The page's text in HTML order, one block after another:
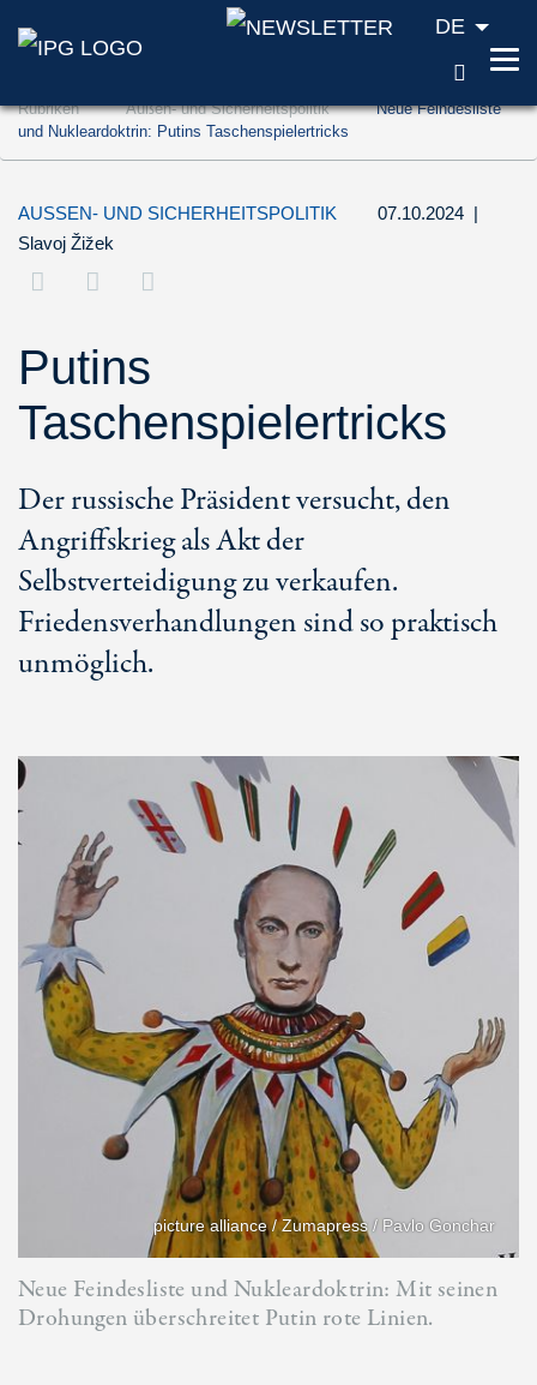
Zum Inhalt springen (Accesskey '1')
Zur Suche springen (Accesskey '2')
DE
Rubriken Außen- und Sicherheitspolitik
Neue Feindesliste
und Nukleardoktrin: Putins Taschenspielertricks
AUSSEN- UND SICHERHEITSPOLITIK 07.10.2024 |
Slavoj Žižek
Putins
Taschenspielertricks
Der russische Präsident versucht, den
Angriffskrieg als Akt der
Selbstverteidigung zu verkaufen.
Friedensverhandlungen sind so praktisch
unmöglich.
picture alliance / Zumapress / Pavlo Gonchar
Neue Feindesliste und Nukleardoktrin: Mit seinen
Drohungen überschreitet Putin rote Linien.